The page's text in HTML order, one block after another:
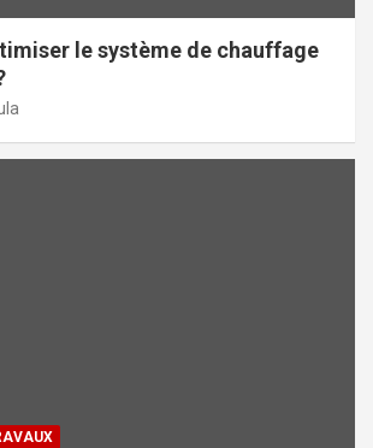
le système de chauffage